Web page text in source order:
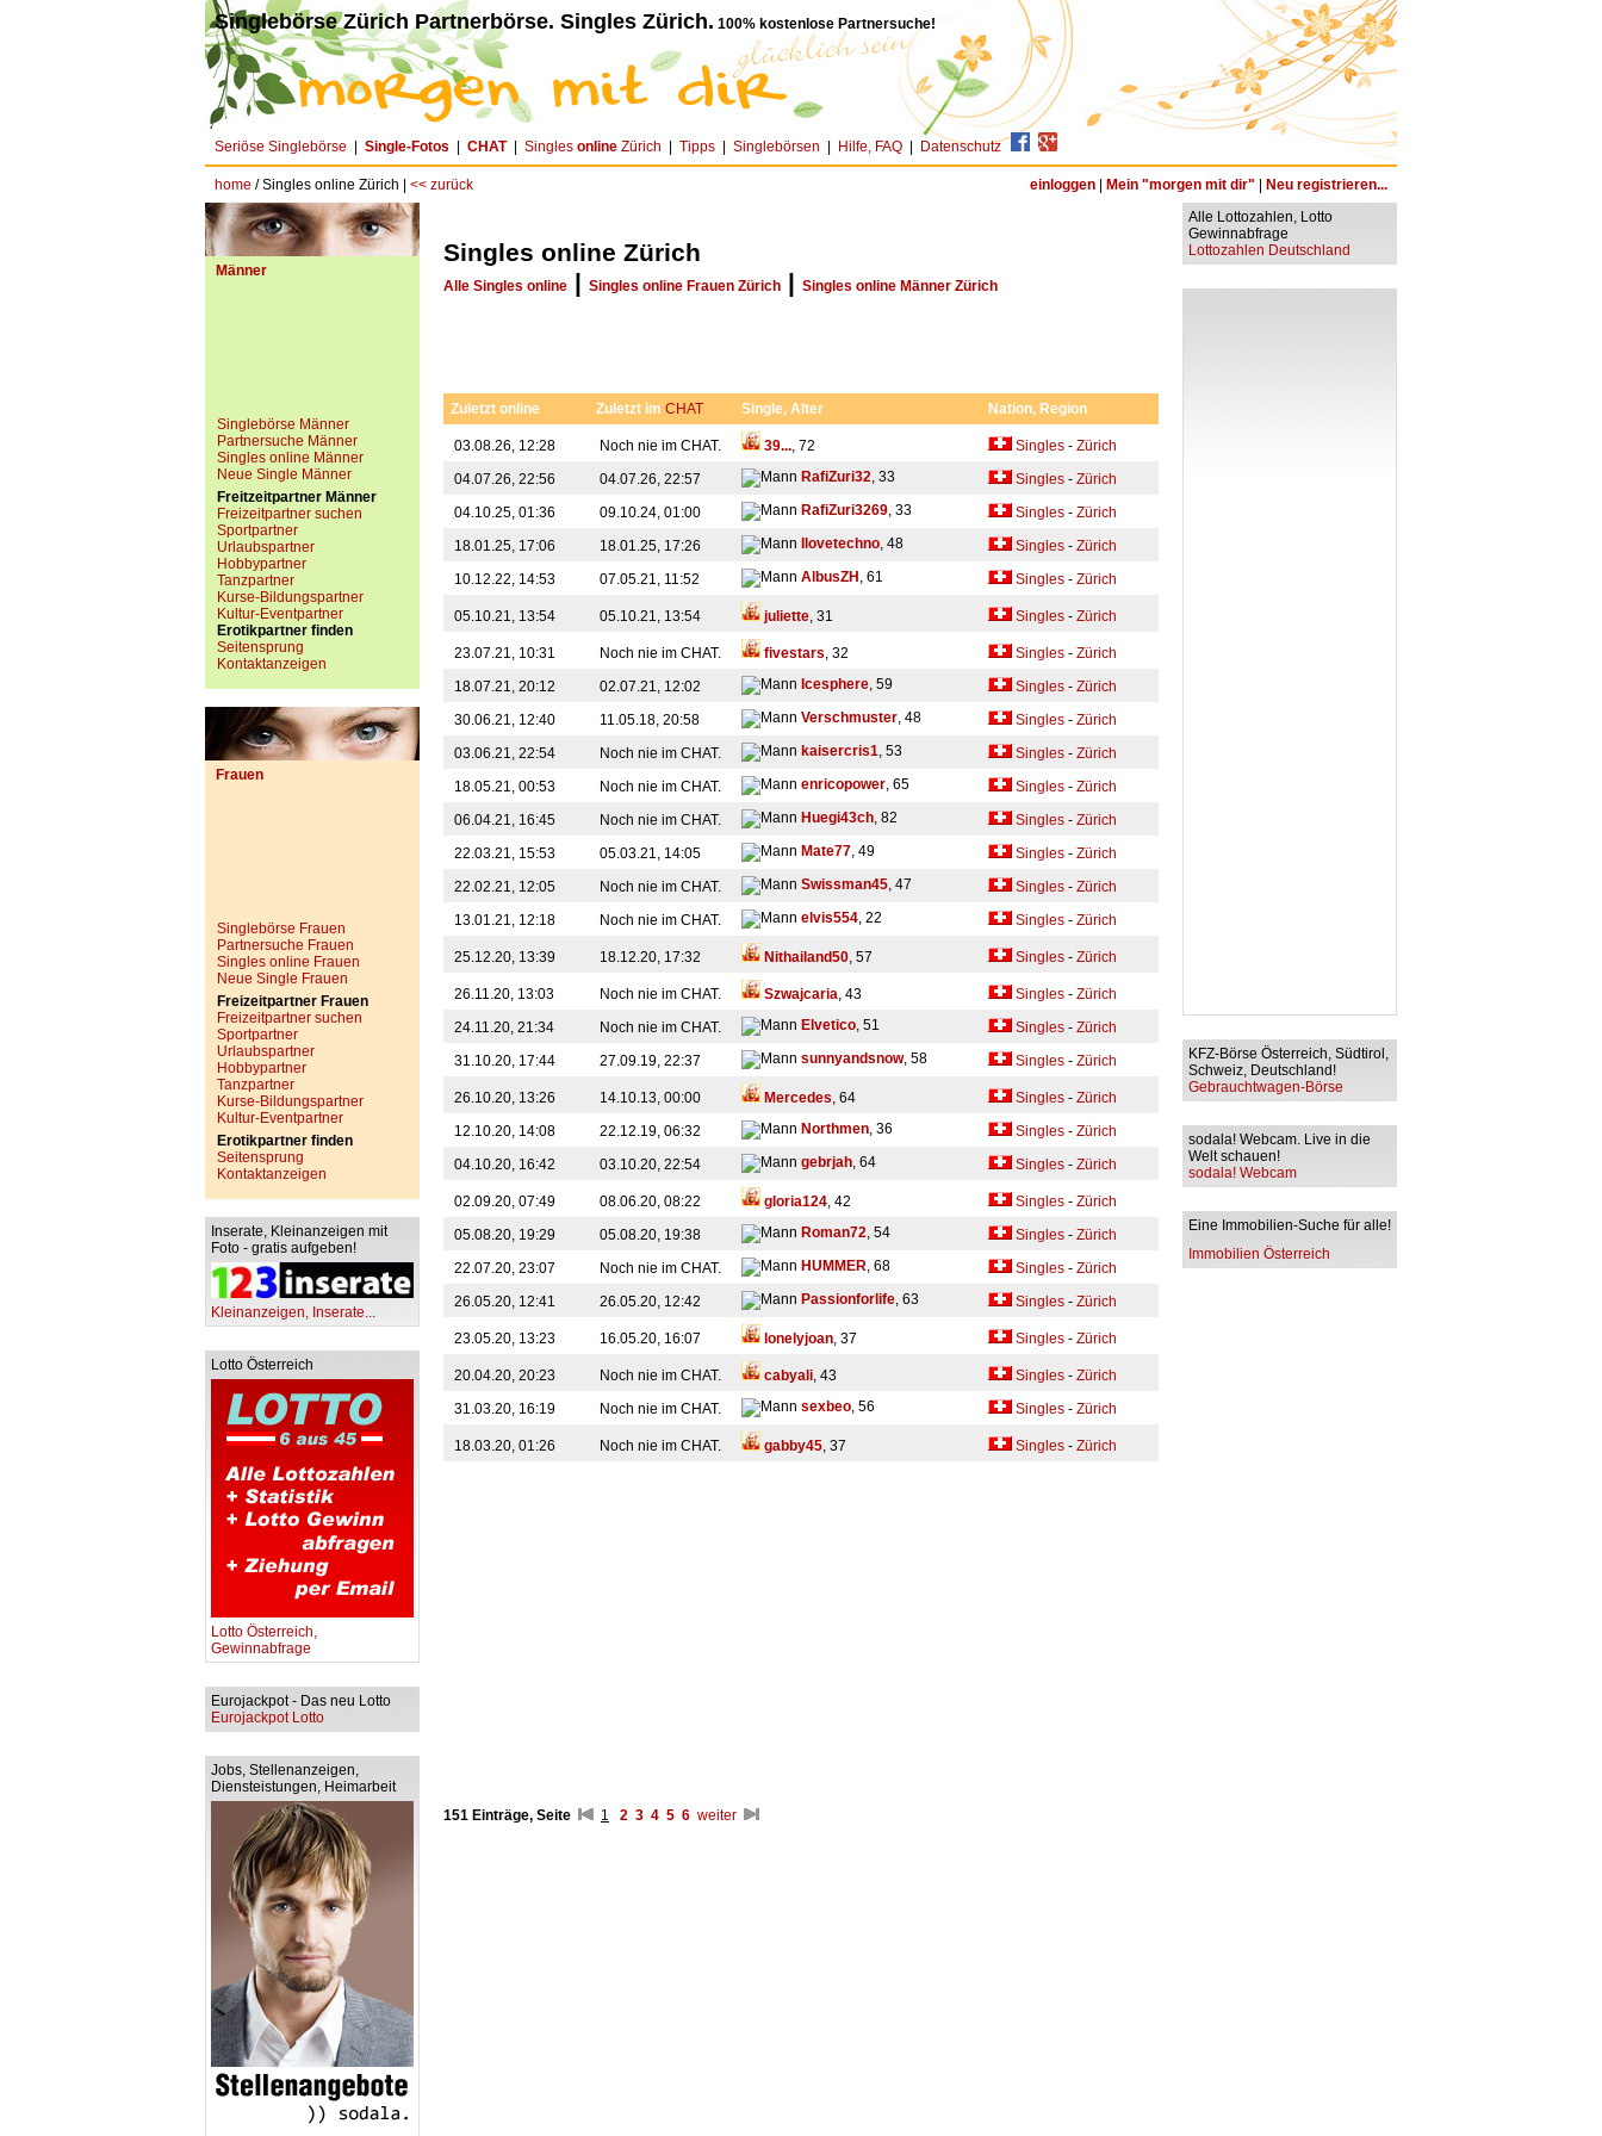
Singlebörse Zürich Partnerbörse. Singles Zürich. 100% kostenlose Partnersuche!
Seriöse Singlebörse Single-Fotos CHAT| Singles online Zürich Tipps Singlebörsen Hilfe, FAQ Datenschutz
home / Singles online Zürich | << zurück einloggen Mein "morgen mit dir" Neu registrieren...
Männer
Singlebörse Männer
Partnersuche Männer
Singles online Männer
Neue Single Männer
Freitzeitpartner Männer
Freizeitpartner suchen
Sportpartner
Urlaubspartner
Hobbypartner
Tanzpartner
Kurse-Bildungspartner
Kultur-Eventpartner
Erotikpartner finden
Seitensprung
Kontaktanzeigen
Frauen
Singlebörse Frauen
Partnersuche Frauen
Singles online Frauen
Neue Single Frauen
Freizeitpartner Frauen
Freizeitpartner suchen
Sportpartner
Urlaubspartner
Hobbypartner
Tanzpartner
Kurse-Bildungspartner
Kultur-Eventpartner
Erotikpartner finden
Seitensprung
Kontaktanzeigen
Inserate, Kleinanzeigen mit
Foto - gratis aufgeben!
Kleinanzeigen, Inserate...
Lotto Österreich
Lotto Österreich,
Gewinnabfrage
Eurojackpot - Das neu Lotto
Eurojackpot Lotto
Jobs, Stellenanzeigen,
Diensteistungen, Heimarbeit
Singles online Zürich
Alle Singles online | Singles online Frauen Zürich | Singles online Männer Zürich
Zuletzt online Zuletzt im CHAT Single, Alter Nation, Region
03.08.26, 12:28 Noch nie im CHAT. 39..., 72 Singles - Zürich
04.07.26, 22:56
04.07.26, 22:57 RafiZuri32, 33 Singles - Zürich
04.10.25, 01:36
09.10.24, 01:00 RafiZuri3269, 33 Singles - Zürich
18.01.25, 17:06
18.01.25, 17:26 Ilovetechno, 48 Singles - Zürich
10.12.22, 14:53
07.05.21, 11:52 AlbusZH , 61 Singles - Zürich
05.10.21, 13:54 05.10.21, 13:54 juliette, 31 Singles - Zürich
23.07.21, 10:31 Noch nie im CHAT. fivestars, 32 Singles - Zürich
18.07.21, 20:12
02.07.21, 12:02 Icesphere, 59 Singles - Zürich
30.06.21, 12:40
11.05.18, 20:58 Verschmuster, 48 Singles - Zürich
03.06.21, 22:54
Noch nie im CHAT. kaisercris1, 53 Singles - Zürich
18.05.21, 00:53
Noch nie im CHAT. enricopower, 65 Singles - Zürich
06.04.21, 16:45
Noch nie im CHAT. Huegi43ch, 82 Singles - Zürich
22.03.21, 15:53
05.03.21, 14:05 Mate77, 49 Singles - Zürich
22.02.21, 12:05
Noch nie im CHAT. Swissman45, 47 Singles - Zürich
13.01.21, 12:18
Noch nie im CHAT. elvis554, 22 Singles - Zürich
25.12.20, 13:39 18.12.20, 17:32 Nithailand50, 57 Singles - Zürich
26.11.20, 13:03 Noch nie im CHAT. Szwajcaria, 43 Singles - Zürich
24.11.20, 21:34
Noch nie im CHAT. Elvetico, 51 Singles - Zürich
31.10.20, 17:44
27.09.19, 22:37 sunnyandsnow, 58 Singles - Zürich
26.10.20, 13:26 14.10.13, 00:00 Mercedes, 64 Singles - Zürich
12.10.20, 14:08
22.12.19, 06:32 Northmen, 36 Singles - Zürich
04.10.20, 16:42
03.10.20, 22:54 gebrjah, 64 Singles - Zürich
02.09.20, 07:49 08.06.20, 08:22 gloria124, 42 Singles - Zürich
05.08.20, 19:29
05.08.20, 19:38 Roman72, 54 Singles - Zürich
22.07.20, 23:07
Noch nie im CHAT. HUMMER, 68 Singles - Zürich
26.05.20, 12:41
26.05.20, 12:42 Passionforlife, 63 Singles - Zürich
23.05.20, 13:23 16.05.20, 16:07 lonelyjoan, 37 Singles - Zürich
20.04.20, 20:23 Noch nie im CHAT. cabyali, 43 Singles - Zürich
31.03.20, 16:19
Noch nie im CHAT. sexbeo, 56 Singles - Zürich
18.03.20, 01:26 Noch nie im CHAT. gabby45, 37 Singles - Zürich
151 Einträge, Seite 1 2 3 4 5 6 weiter
Alle Lottozahlen, Lotto
Gewinnabfrage
Lottozahlen Deutschland
KFZ-Börse Österreich, Südtirol,
Schweiz, Deutschland!
Gebrauchtwagen-Börse
sodala! Webcam. Live in die
Welt schauen!
sodala! Webcam
Eine Immobilien-Suche für alle!
Immobilien Österreich